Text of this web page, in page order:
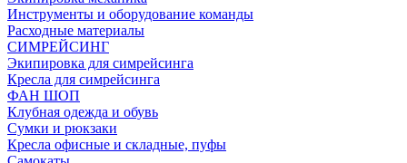
Инструменты и оборудование команды
Расходные материалы
СИМРЕЙСИНГ
Экипировка для симрейсинга
Кресла для симрейсинга
ФАН ШОП
Клубная одежда и обувь
Сумки и рюкзаки
Кресла офисные и складные, пуфы